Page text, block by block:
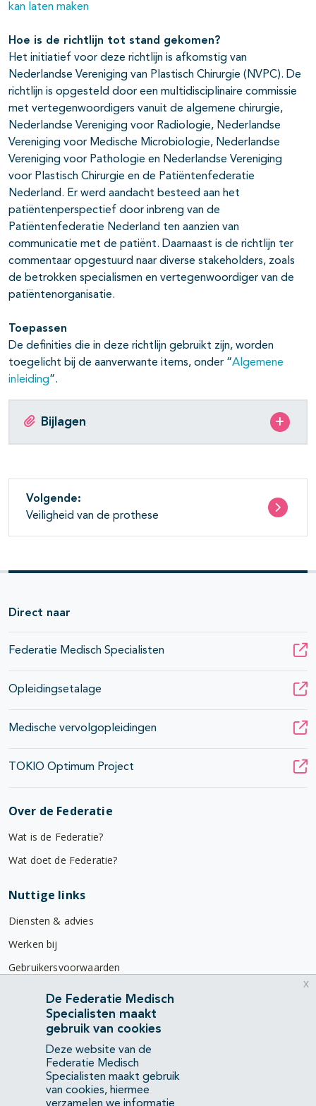
kan laten maken
Hoe is de richtlijn tot stand gekomen?
Het initiatief voor deze richtlijn is afkomstig van
Nederlandse Vereniging van Plastisch Chirurgie (NVPC). De
richtlijn is opgesteld door een multidisciplinaire commissie
met vertegenwoordigers vanuit de algemene chirurgie,
Nederlandse Vereniging voor Radiologie, Nederlandse
Vereniging voor Medische Microbiologie, Nederlandse
Vereniging voor Pathologie en Nederlandse Vereniging
voor Plastisch Chirurgie en de Patiëntenfederatie
Nederland. Er werd aandacht besteed aan het
patiëntenperspectief door inbreng van de
Patiëntenfederatie Nederland ten aanzien van
communicatie met de patiënt. Daarnaast is de richtlijn ter
commentaar opgestuurd naar diverse stakeholders, zoals
de betrokken specialismen en vertegenwoordiger van de
patiëntenorganisatie.
Toepassen
De definities die in deze richtlijn gebruikt zijn, worden
toegelicht bij de aanverwante items, onder “Algemene
inleiding”.
Bijlagen
Volgende:
Veiligheid van de prothese
Direct naar
Federatie Medisch Specialisten
Opleidingsetalage
Medische vervolgopleidingen
TOKIO Optimum Project
Over de Federatie
Wat is de Federatie?
Wat doet de Federatie?
Nuttige links
Diensten & advies
Werken bij
Gebruikersvoorwaarden
Privacyverklaring
Contact
Mercatorlaan 1200
3528 BL Utrecht
(088) 505 34 34
De Federatie Medisch
Specialisten maakt
gebruik van cookies
Deze website van de
Federatie Medisch
Specialisten maakt gebruik
van cookies, hiermee
x